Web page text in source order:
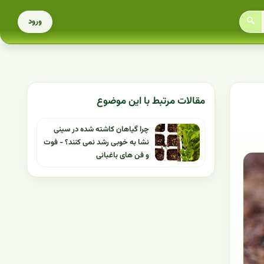
🔍 ورود
مقالات مرتبط با این موضوع
چرا گیاهان کاشته شده در سینی
نشا به خوبی رشد نمی کنند؟ - فوت
و فن های باغبانی